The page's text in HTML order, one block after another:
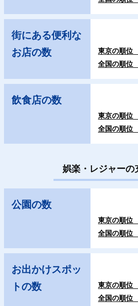
街にある便利な
お店の数
東京の順位
全国の順位
飲食店の数
東京の順位
全国の順位
娯楽・レジャーの
公園の数
東京の順位
全国の順位
お出かけスポッ
トの数
東京の順位
全国の順位